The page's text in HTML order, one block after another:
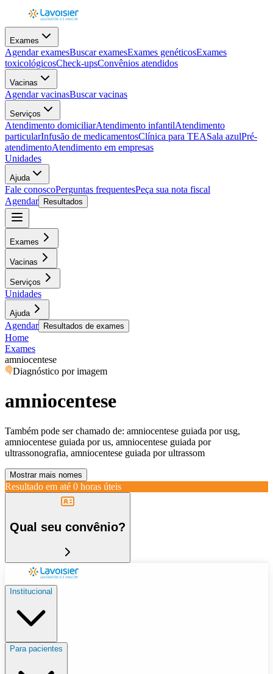
Exames
Agendar examesBuscar examesExames genéticosExames
toxicológicosCheck-upsConvênios atendidos
Vacinas
Agendar vacinasBuscar vacinas
Serviços
Atendimento domiciliarAtendimento infantilAtendimento
particularInfusão de medicamentosClínica para TEASala azulPré-
atendimentoAtendimento em empresas
Unidades
Ajuda
Fale conoscoPerguntas frequentesPeça sua nota fiscal
Agendar
Resultados
Exames
Vacinas
Serviços
Unidades
Ajuda
Agendar Resultados de exames
Home
Exames
amniocentese
Diagnóstico por imagem
amniocentese
Também pode ser chamado de: amniocentese guiada por usg,
amniocentese guiada por us, amniocentese guiada por
ultrassonografia, amniocentese guiada por ultrassom
Mostrar mais nomes
Resultado em até 0 horas úteis
Qual seu convênio?
Institucional
Para pacientes